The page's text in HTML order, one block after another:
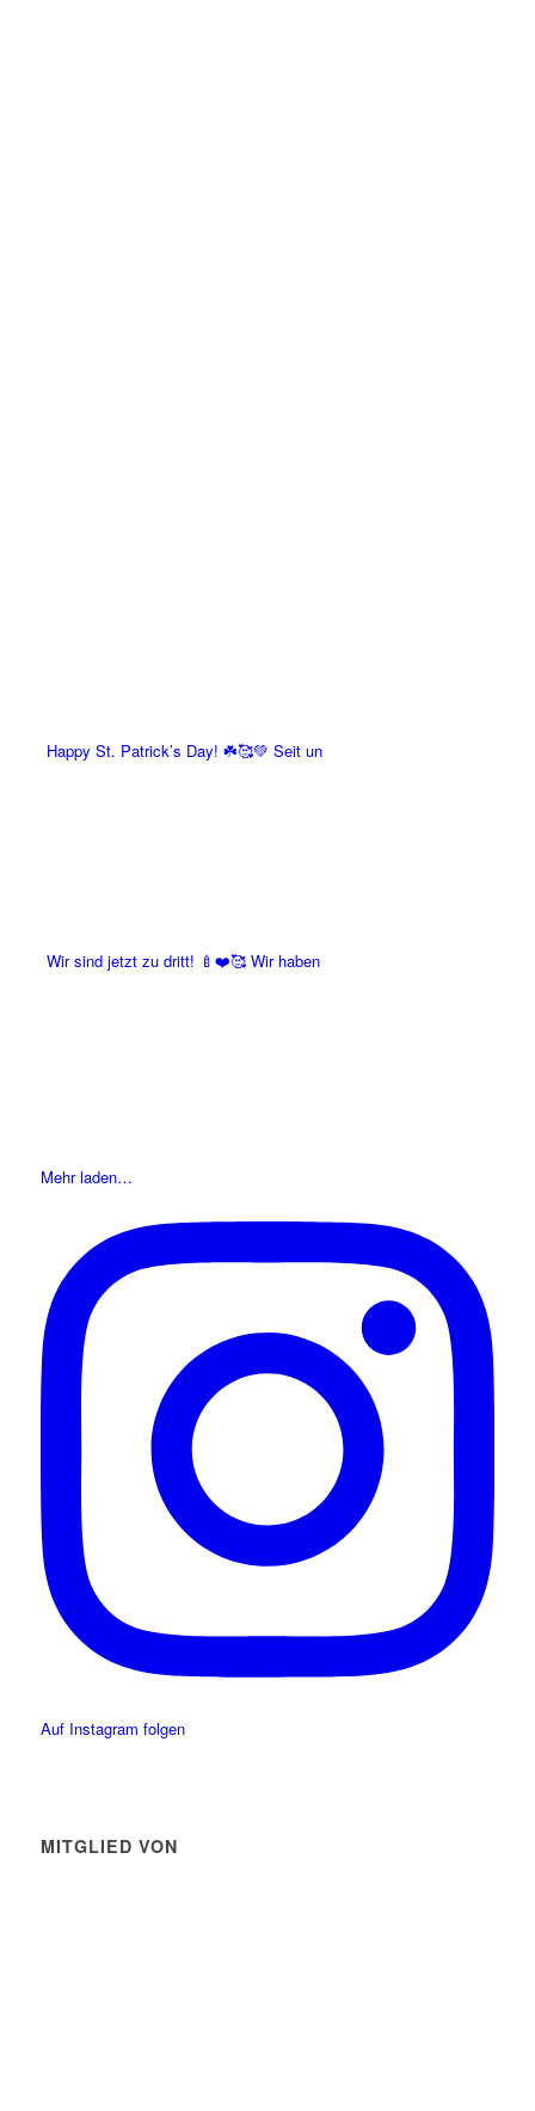
Happy St. Patrick’s Day! ☘️🥰💚 Seit un
Wir sind jetzt zu dritt! 🍼❤️🥰 Wir haben
Mehr laden…
Auf Instagram folgen
MITGLIED VON